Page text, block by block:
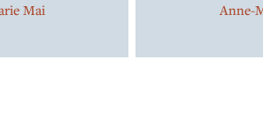
Mai Anne-